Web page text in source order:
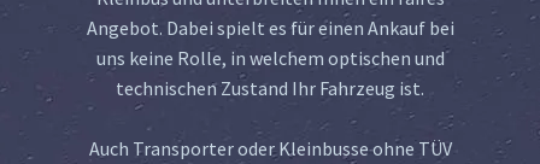
Angebot. Dabei spielt es für einen Ankauf bei
uns keine Rolle, in welchem optischen und
technischen Zustand Ihr Fahrzeug ist.
Auch Transporter oder Kleinbusse ohne TÜV